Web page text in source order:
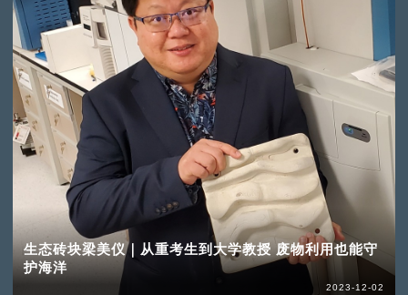
生态砖块梁美仪｜从重考生到大学教授 废物利用也能守
护海洋
2023-12-02